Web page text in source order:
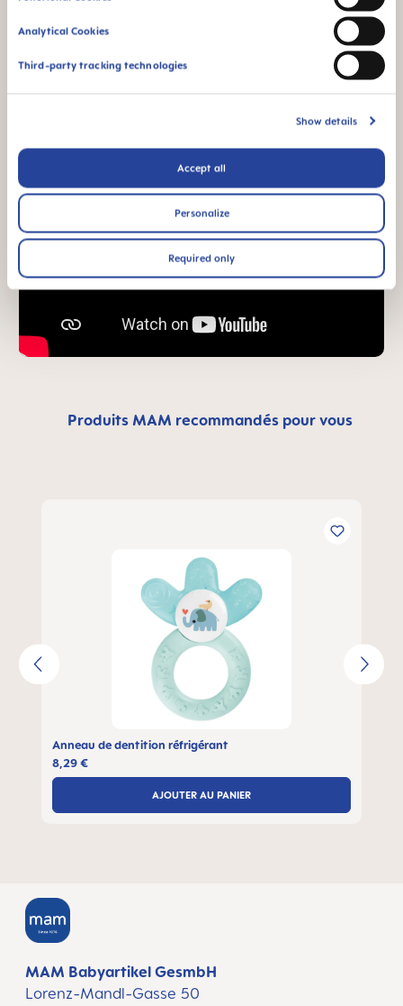
Analytical Cookies
Third-party tracking technologies
Show details
Accept all
Personalize
Required only
Produits MAM recommandés pour vous
Anneau de dentition réfrigérant
8,29 €
AJOUTER AU PANIER
MAM Babyartikel GesmbH
Lorenz-Mandl-Gasse 50